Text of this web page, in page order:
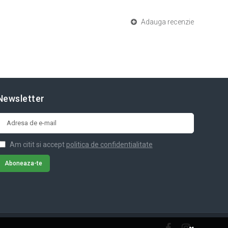
Adauga recenzie
Am citit si accept politica de confidentialitate